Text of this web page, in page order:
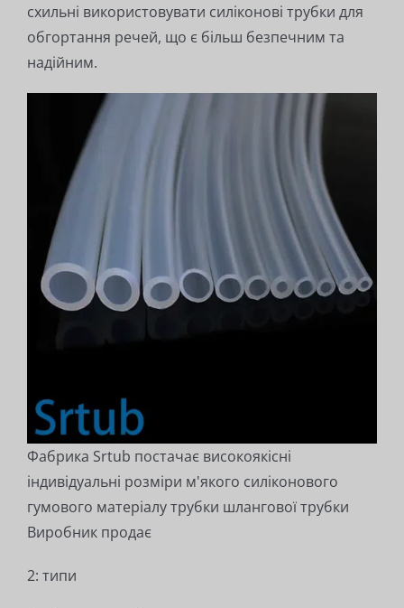
схильні використовувати силіконові трубки для
обгортання речей, що є більш безпечним та
надійним.
Фабрика Srtub постачає високоякісні
індивідуальні розміри м'якого силіконового
гумового матеріалу трубки шлангової трубки
Виробник продає
2: типи